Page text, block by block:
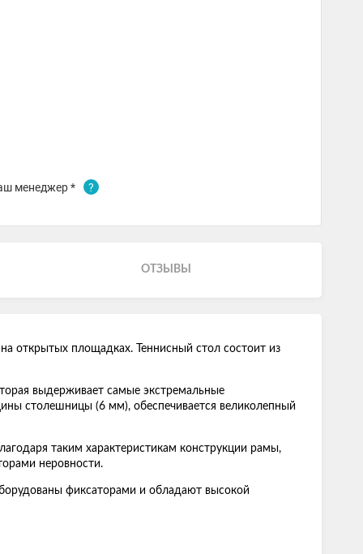
менеджер * ?
ОТЗЫВЫ
открытых площадках. Теннисный стол состоит из
выдерживает самые экстремальные
столешницы (6 мм), обеспечивается великолепный
таким характеристикам конструкции рамы,
неровности.
фиксаторами и обладают высокой